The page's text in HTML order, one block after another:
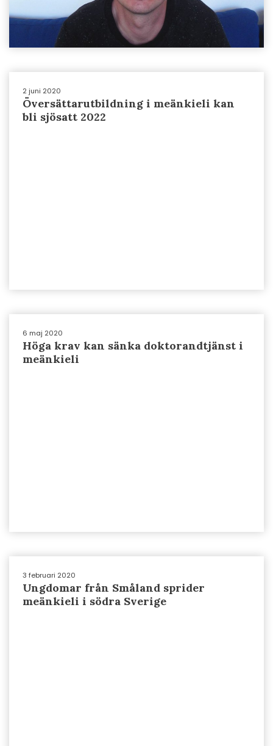
2 juni 2020
Översättarutbildning i meänkieli kan
bli sjösatt 2022
6 maj 2020
Höga krav kan sänka doktorandtjänst i
meänkieli
3 februari 2020
Ungdomar från Småland sprider
meänkieli i södra Sverige